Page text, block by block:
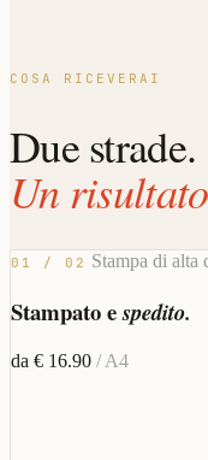
COSA RICEVERAI
Due strade.
Un
01 / 02 Stampa di alta
Stampato espedito.
da € 16.90 / A4